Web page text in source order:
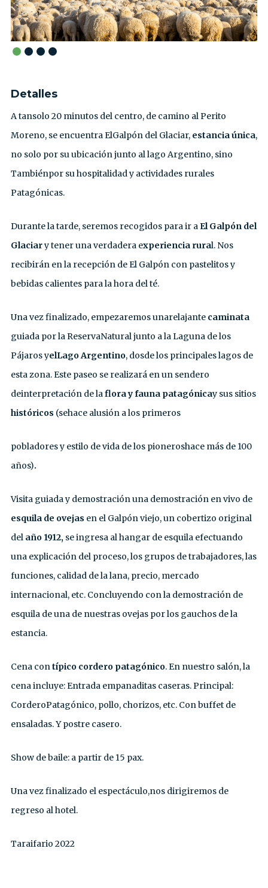
Detalles
A tansolo 20 minutos del centro, de camino al Perito
Moreno, se encuentra ElGalpón del Glaciar, estancia única,
no solo por su ubicación junto al lago Argentino, sino
Tambiénpor su hospitalidad y actividades rurales
Patagónicas.
Durante la tarde, seremos recogidos para ir aEl Galpón del
Glaciary tener una verdadera experiencia rural. Nos
recibirán en la recepción de El Galpón con pastelitos y
bebidas calientes para la hora del té.
Una vez finalizado, empezaremos unarelajante caminata
guiada por la ReservaNatural junto a la Laguna de los
Pájaros yelLago Argentino, dosde los principales lagos de
esta zona. Este paseo se realizará en un sendero
deinterpretación de laflora y fauna patagónicay sus sitios
históricos (sehace alusión a los primeros
pobladores y estilo de vida de los pioneroshace más de 100
años).
Visita guiada y demostración una demostración en vivo de
esquila de ovejas en el Galpón viejo, un cobertizo original
del año 1912, se ingresa al hangar de esquila efectuando
una explicación del proceso, los grupos de trabajadores, las
funciones, calidad de la lana, precio, mercado
internacional, etc. Concluyendo con la demostración de
esquila de una de nuestras ovejas por los gauchos de la
estancia.
Cena contípico cordero patagónico. En nuestro salón, la
cena incluye: Entrada empanaditas caseras. Principal:
CorderoPatagónico, pollo, chorizos, etc. Con buffet de
ensaladas. Y postre casero.
Show de baile: a partir de 15 pax.
Una vez finalizado el espectáculo,nos dirigiremos de
regreso al hotel.
Taraifario 2022